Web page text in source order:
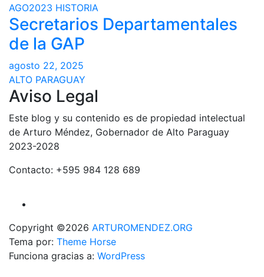
AGO2023 HISTORIA
Secretarios Departamentales
de la GAP
agosto 22, 2025
ALTO PARAGUAY
Aviso Legal
Este blog y su contenido es de propiedad intelectual
de Arturo Méndez, Gobernador de Alto Paraguay
2023-2028
Contacto: +595 984 128 689
Copyright ©2026 ARTUROMENDEZ.ORG
Tema por: Theme Horse
Funciona gracias a: WordPress